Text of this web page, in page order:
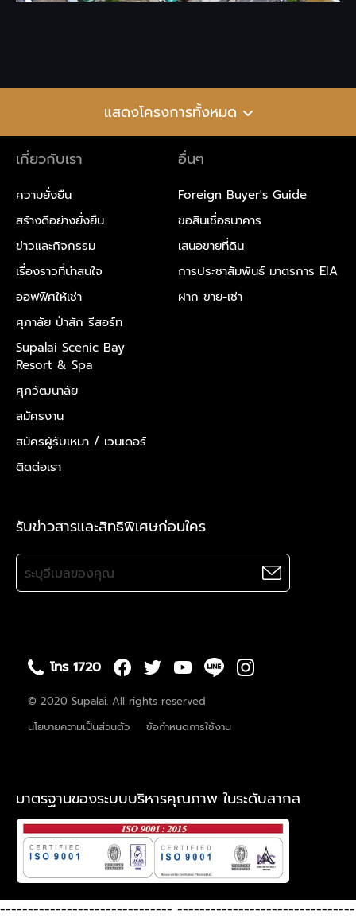
แสดงโครงการทั้งหมด
เกี่ยวกับเรา
ความยั่งยืน
สร้างดีอย่างยั่งยืน
ข่าวและกิจกรรม
เรื่องราวที่น่าสนใจ
ออฟฟิศให้เช่า
ศุภาลัย ป่าสัก รีสอร์ท
Supalai Scenic Bay
Resort & Spa
ศุภวัฒนาลัย
สมัครงาน
สมัครผู้รับเหมา / เวนเดอร์
ติดต่อเรา
อื่นๆ
Foreign Buyer's Guide
ขอสินเชื่อธนาคาร
เสนอขายที่ดิน
การประชาสัมพันธ์ มาตรการ EIA
ฝาก ขาย-เช่า
รับข่าวสารและสิทธิพิเศษก่อนใคร
โทร 1720
© 2020 Supalai. All rights reserved
นโยบายความเป็นส่วนตัว
ข้อกำหนดการใช้งาน
มาตรฐานของระบบบริหารคุณภาพ ในระดับสากล
------------------------------- --------------------------------